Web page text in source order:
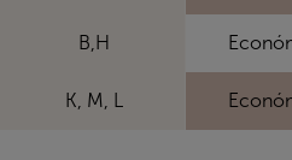
B,H
K, M, L